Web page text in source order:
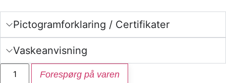
Pictogramforklaring / Certifikater
Vaskeanvisning
Forespørg på varen